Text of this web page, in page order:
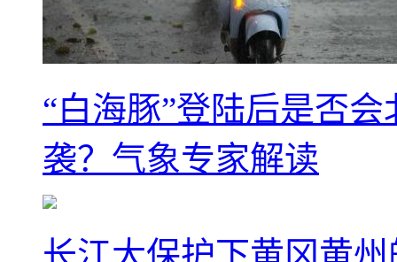
“白海豚”登陆后是否
袭？气象专家解读
长江大保护下黄冈黄